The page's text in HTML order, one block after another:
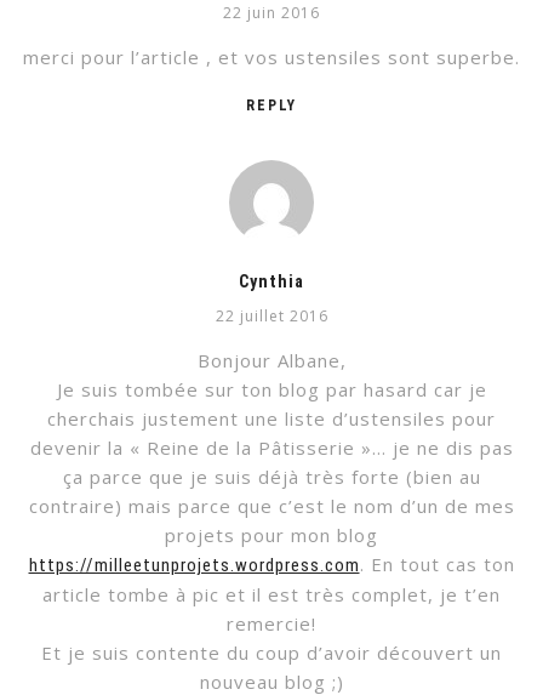
22 juin 2016
REPLY
merci pour l’article , et vos ustensiles sont superbe.
Cynthia
22 juillet 2016
Bonjour Albane,
Je suis tombée sur ton blog par hasard car je
cherchais justement une liste d’ustensiles pour
devenir la « Reine de la Pâtisserie »… je ne dis pas
ça parce que je suis déjà très forte (bien au
contraire) mais parce que c’est le nom d’un de mes
projets pour mon blog
https://milleetunprojets.wordpress.com. En tout cas ton
article tombe à pic et il est très complet, je t’en
remercie!
Et je suis contente du coup d’avoir découvert un
nouveau blog ;)